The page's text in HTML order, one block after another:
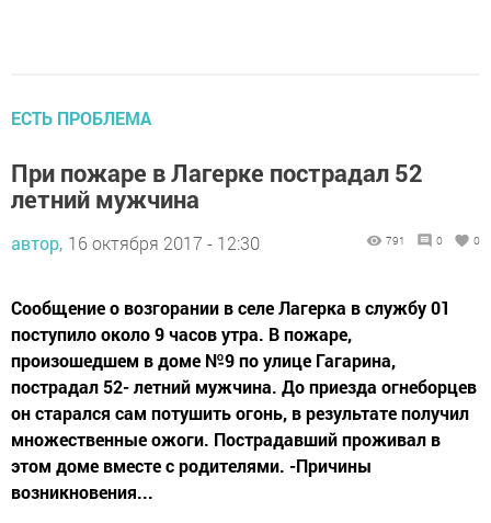
ЕСТЬ ПРОБЛЕМА
При пожаре в Лагерке пострадал 52
летний мужчина
автор, 16 октября 2017 - 12:30 791 0 0
Сообщение о возгорании в селе Лагерка в службу 01
поступило около 9 часов утра. В пожаре,
произошедшем в доме №9 по улице Гагарина,
пострадал 52- летний мужчина. До приезда огнеборцев
он старался сам потушить огонь, в результате получил
множественные ожоги. Пострадавший проживал в
этом доме вместе с родителями. -Причины
возникновения...